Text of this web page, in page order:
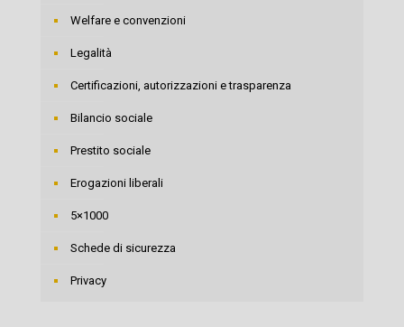
Welfare e convenzioni
Legalità
Certificazioni, autorizzazioni e trasparenza
Bilancio sociale
Prestito sociale
Erogazioni liberali
5×1000
Schede di sicurezza
Privacy